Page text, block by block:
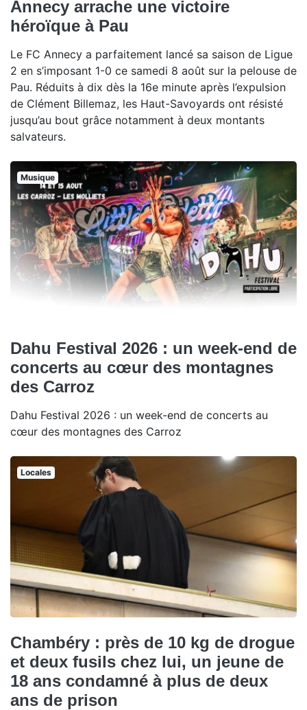
Annecy arrache une victoire
héroïque à Pau
Le FC Annecy a parfaitement lancé sa saison de Ligue
2 en s’imposant 1-0 ce samedi 8 août sur la pelouse de
Pau. Réduits à dix dès la 16e minute après l’expulsion
de Clément Billemaz, les Haut-Savoyards ont résisté
jusqu’au bout grâce notamment à deux montants
salvateurs.
Musique
Dahu Festival 2026 : un week-end de
concerts au cœur des montagnes
des Carroz
Dahu Festival 2026 : un week-end de concerts au
cœur des montagnes des Carroz
Locales
Chambéry : près de 10 kg de drogue
et deux fusils chez lui, un jeune de
18 ans condamné à plus de deux
ans de prison